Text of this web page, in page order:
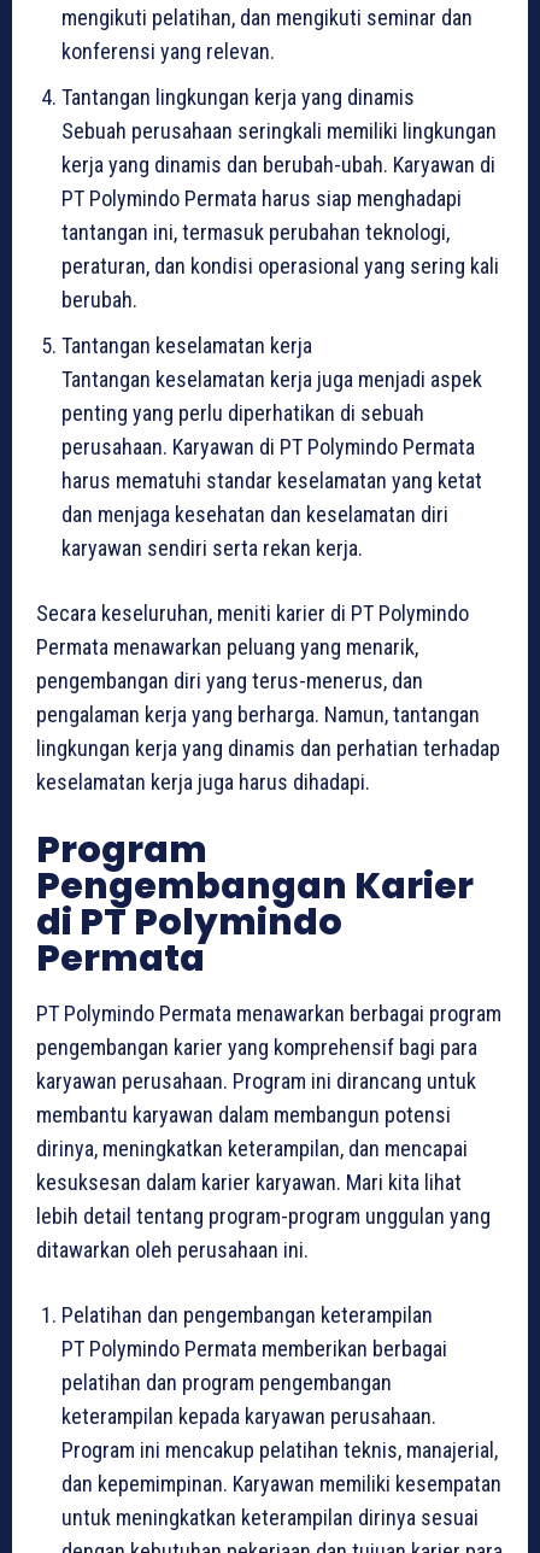
mengikuti pelatihan, dan mengikuti seminar dan
konferensi yang relevan.
Tantangan lingkungan kerja yang dinamis
Sebuah perusahaan seringkali memiliki lingkungan
kerja yang dinamis dan berubah-ubah. Karyawan di
PT Polymindo Permata harus siap menghadapi
tantangan ini, termasuk perubahan teknologi,
peraturan, dan kondisi operasional yang sering kali
berubah.
Tantangan keselamatan kerja
Tantangan keselamatan kerja juga menjadi aspek
penting yang perlu diperhatikan di sebuah
perusahaan. Karyawan di PT Polymindo Permata
harus mematuhi standar keselamatan yang ketat
dan menjaga kesehatan dan keselamatan diri
karyawan sendiri serta rekan kerja.
Secara keseluruhan, meniti karier di PT Polymindo
Permata menawarkan peluang yang menarik,
pengembangan diri yang terus-menerus, dan
pengalaman kerja yang berharga. Namun, tantangan
lingkungan kerja yang dinamis dan perhatian terhadap
keselamatan kerja juga harus dihadapi.
Program
Pengembangan Karier
di PT Polymindo
Permata
PT Polymindo Permata menawarkan berbagai program
pengembangan karier yang komprehensif bagi para
karyawan perusahaan. Program ini dirancang untuk
membantu karyawan dalam membangun potensi
dirinya, meningkatkan keterampilan, dan mencapai
kesuksesan dalam karier karyawan. Mari kita lihat
lebih detail tentang program-program unggulan yang
ditawarkan oleh perusahaan ini.
Pelatihan dan pengembangan keterampilan
PT Polymindo Permata memberikan berbagai
pelatihan dan program pengembangan
keterampilan kepada karyawan perusahaan.
Program ini mencakup pelatihan teknis, manajerial,
dan kepemimpinan. Karyawan memiliki kesempatan
untuk meningkatkan keterampilan dirinya sesuai